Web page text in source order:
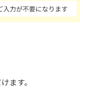
ます。